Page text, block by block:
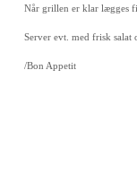
Når grillen er klar lægges
Server evt. med frisk salat
/Bon Appetit